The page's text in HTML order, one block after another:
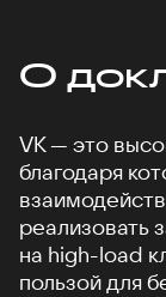
О
VK — это
благодаря
реализовать
на high-load
пользой для